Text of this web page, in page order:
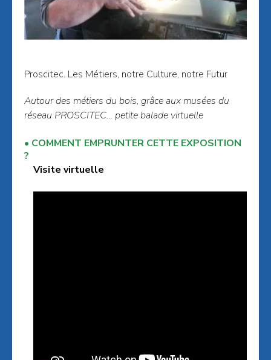
Proscitec. Les Métiers, notre Culture, notre Futur
Autour des métiers du bois, grâce aux musées du
réseau PROSCITEC… petite balade virtuelle
COMMENT EMPRUNTER CETTE EXPOSITION
?
Visite virtuelle